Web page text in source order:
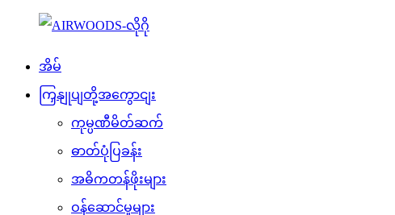
အိမ်
ကြှနျုပျတို့အကွောငျး
ကုမ္ပဏီမိတ်ဆက်
ဓာတ်ပုံပြခန်း
အဓိကတန်ဖိုးများ
ဝန်ဆောင်မှုများ